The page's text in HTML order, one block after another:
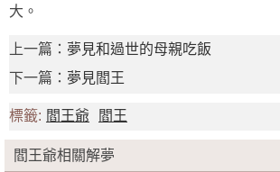
大。
上一篇： 夢見和過世的母親吃飯
下一篇： 夢見閻王
標籤: 閻王爺 閻王
閻王爺相關解夢